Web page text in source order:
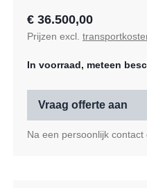
€ 36.500,00
Prijzen excl.
In voorraad, meteen
Vraag offerte aan
Na een persoonlijk